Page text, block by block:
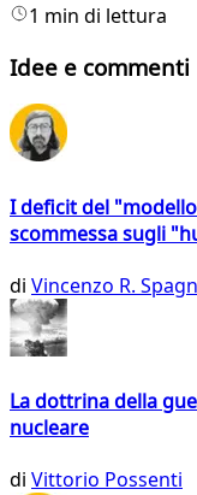
1 min di lettura
Idee e commenti
I deficit del
scommessa sugli
di Vincenzo R.
La dottrina della
nucleare
di Vittorio Possenti